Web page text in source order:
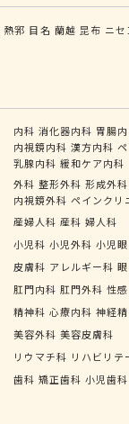
熱郛 目名 蘭越 昆布 ニセ
内科 消化器内科 胃腸
内視鏡内科 漢方内科
乳腺内科 緩和ケア内科
外科 整形外科 形成外科
内視鏡外科 ペインクリ
産婦人科 産科 婦人科
小児科 小児外科 小児
皮膚科 アレルギー科
肛門内科 肛門外科 性
精神科 心療内科 神経
美容外科 美容皮膚科
リウマチ科 リハビリテ
歯科 矯正歯科 小児歯科